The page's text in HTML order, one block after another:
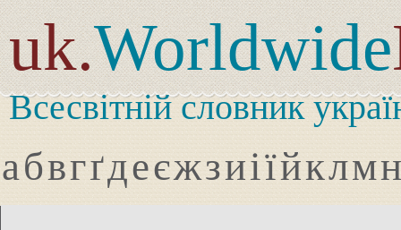
uk.Worldwide
Всесвітній словник
абвгґдеєжзиіїйклмн